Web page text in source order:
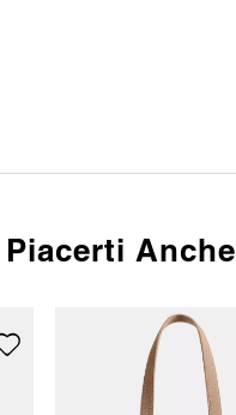
Anche